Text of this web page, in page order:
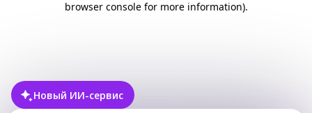
browser console for more information).
Новый ИИ-сервис